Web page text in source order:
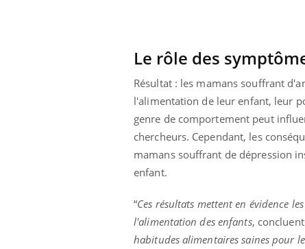
Le rôle des
Résultat : les mamans souffrant
l'alimentation de leur enfant, leur
genre de comportement peut
chercheurs. Cependant, les
mamans souffrant de dépression
enfant.
“Ces résultats mettent en évidence
l'alimentation des enfants,
habitudes alimentaires saines pour